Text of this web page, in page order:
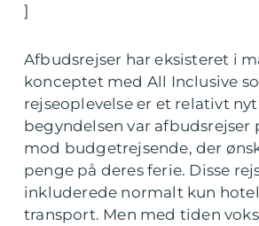
]
Afbudsrejser har eksisteret i
konceptet med All Inclusive
rejseoplevelse er et relativt
begyndelsen var
mod budgetrejsende, der
penge på deres ferie. Disse
inkluderede normalt kun
transport. Men med tiden